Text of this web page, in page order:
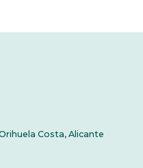
Costa, Alicante